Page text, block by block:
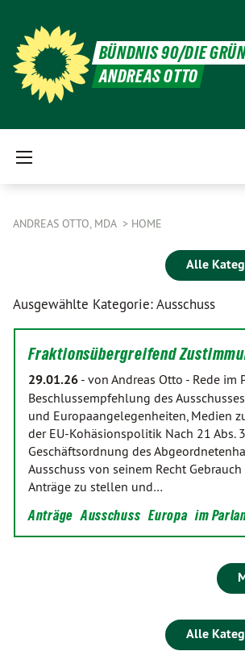
BÜNDNIS 90/DIE
ANDREAS OTTO
ANDREAS OTTO, MDA HOME
Alle
Ausgewählte Kategorie: Ausschuss
Fraktionsübergreifend
29.01.26 - von Andreas Otto - Rede im
Beschlussempfehlung des
und Europaangelegenheiten, Medien
der EU-Kohäsionspolitik Nach 21 Abs. 3
Geschäftsordnung des
Ausschuss von seinem Recht
Anträge zu stellen und…
Anträge Ausschuss Europa im
Alle